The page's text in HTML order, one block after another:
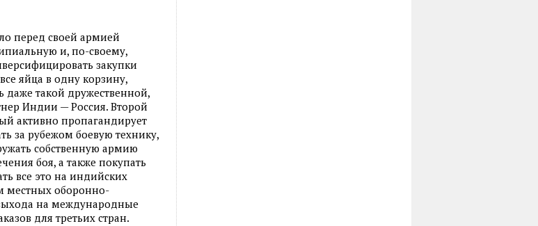
перед своей армией
и, по-своему,
закупки
яйца в одну корзину,
даже такой дружественной,
Индии — Россия. Второй
активно пропагандирует
за рубежом боевую технику,
собственную армию
боя, а также покупать
все это на индийских
местных оборонно-
на международные
для третьих стран.